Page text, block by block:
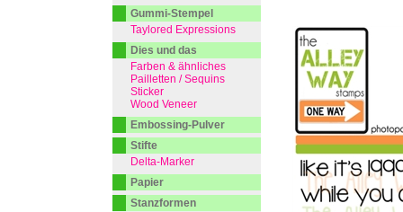
Gummi-Stempel
Taylored Expressions
Dies und das
Farben & ähnliches
Pailletten / Sequins
Sticker
Wood Veneer
Embossing-Pulver
Stifte
Delta-Marker
Papier
Stanzformen